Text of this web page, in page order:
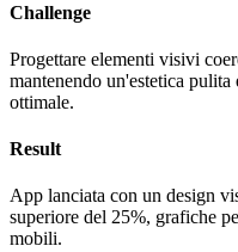
Challenge
Progettare elementi visivi
mantenendo un'estetica pulita
ottimale.
Result
App lanciata con un design
superiore del 25%, grafiche
mobili.